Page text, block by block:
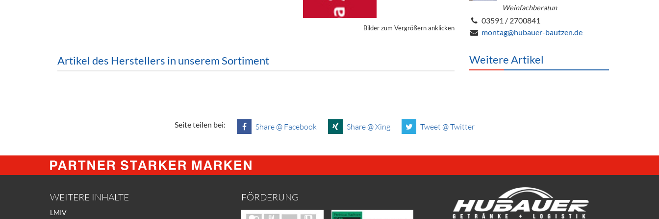
Kühlanhänger Hygieneartikel & Desinfektion
Bilder zum Vergrößern anklicken
Artikel des Herstellers in unserem Sortiment
Weinfachberatun
03591 / 2700841
montag@hubauer-bautzen.de
Weitere Artikel
Seite teilen bei: Share @ Facebook Share @ Xing Tweet @ Twitter
WEITERE INHALTE
LMIV
FÖRDERUNG